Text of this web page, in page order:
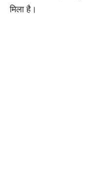
मिला है।